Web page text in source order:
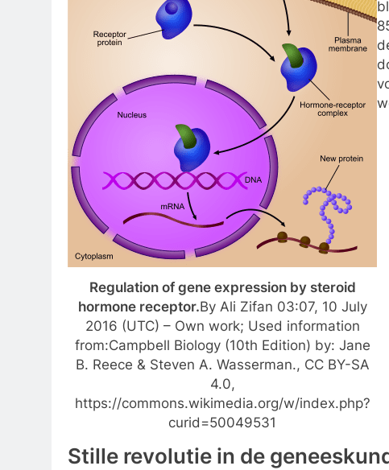
Regulation of gene expression by steroid
hormone receptor.By Ali Zifan 03:07, 10 July
2016 (UTC) – Own work; Used information
from:Campbell Biology (10th Edition) by: Jane
B. Reece & Steven A. Wasserman., CC BY-SA
4.0,
https://commons.wikimedia.org/w/index.php?
curid=50049531
Stille revolutie in de